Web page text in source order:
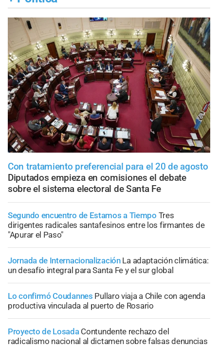
Con tratamiento preferencial para el 20 de agosto
Diputados empieza en comisiones el debate
sobre el sistema electoral de Santa Fe
Segundo encuentro de Estamos a Tiempo Tres
dirigentes radicales santafesinos entre los firmantes de
"Apurar el Paso"
Jornada de Internacionalización La adaptación climática:
un desafío integral para Santa Fe y el sur global
Lo confirmó Coudannes Pullaro viaja a Chile con agenda
productiva vinculada al puerto de Rosario
Proyecto de Losada Contundente rechazo del
radicalismo nacional al dictamen sobre falsas denuncias